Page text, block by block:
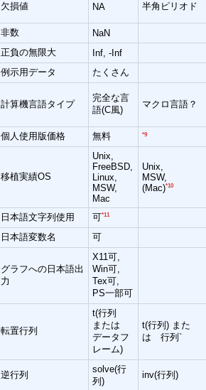
欠損値 NA 半角ピリオド
非数
NaN
正負の無限大
Inf, -Inf
例示用データ
たくさん
計算機言語タイプ
完全な言
語(C風)
マクロ言語？
個人使用版価格
無料 *9
移植実績OS
Unix,
FreeBSD,
Linux,
MSW,
Mac
Unix,
MSW,
(Mac)*10
日本語文字列使用 可*11
日本語変数名
可
グラフへの日本語出
力
X11可,
Win可,
Tex可,
PS一部可
転置行列
t(行列
または
データフ
レーム)
t(行列) また
は 行列`
逆行列
solve(行
列)
inv(行列)